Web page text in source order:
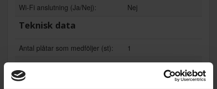
Wi-Fi anslutning (Ja/Nej):
Nej
Teknisk data
Antal plåtar som medföljer (st):
1
Max temperatur (°C):
250
Ugnsvolym (l):